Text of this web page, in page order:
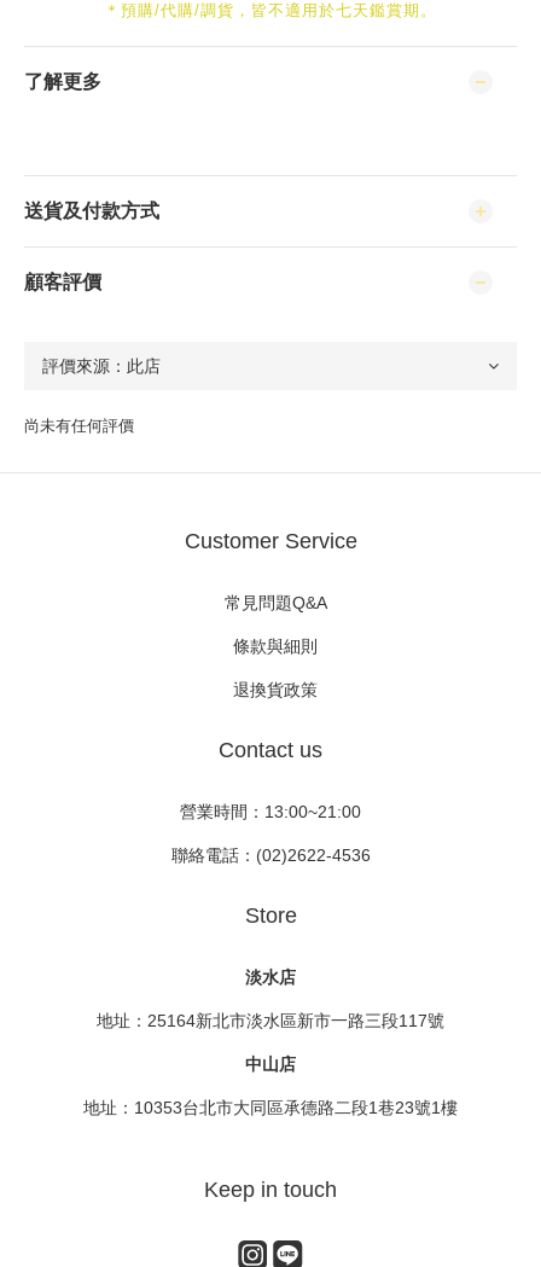
＊預購/代購/調貨，皆不適用於七天鑑賞期。
了解更多
送貨及付款方式
顧客評價
尚未有任何評價
Customer Service
常見問題Q&A
條款與細則
退換貨政策
Contact us
營業時間：13:00~21:00
聯絡電話：(02)2622-4536
Store
淡水店
地址：25164新北市淡水區新市一路三段117號
中山店
地址：10353台北市大同區承德路二段1巷23號1樓
Keep in touch